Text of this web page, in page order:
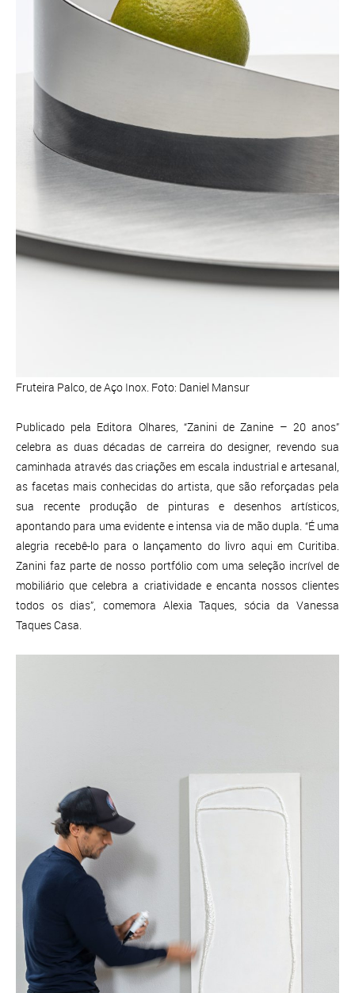
Fruteira Palco, de Aço Inox. Foto: Daniel Mansur
Publicado pela Editora Olhares, “Zanini de Zanine – 20 anos”
celebra as duas décadas de carreira do designer, revendo sua
caminhada através das criações em escala industrial e artesanal,
as facetas mais conhecidas do artista, que são reforçadas pela
sua recente produção de pinturas e desenhos artísticos,
apontando para uma evidente e intensa via de mão dupla. “É uma
alegria recebê-lo para o lançamento do livro aqui em Curitiba.
Zanini faz parte de nosso portfólio com uma seleção incrível de
mobiliário que celebra a criatividade e encanta nossos clientes
todos os dias”, comemora Alexia Taques, sócia da Vanessa
Taques Casa.